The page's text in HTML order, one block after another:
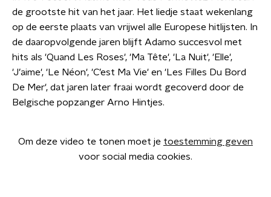
de grootste hit van het jaar. Het liedje staat wekenlang
op de eerste plaats van vrijwel alle Europese hitlijsten. In
de daaropvolgende jaren blijft Adamo succesvol met
hits als 'Quand Les Roses', 'Ma Tête', 'La Nuit', 'Elle',
'J’aime', 'Le Néon', 'C’est Ma Vie' en 'Les Filles Du Bord
De Mer', dat jaren later fraai wordt gecoverd door de
Belgische popzanger Arno Hintjes.
Om deze video te tonen moet je toestemming geven
voor social media cookies.